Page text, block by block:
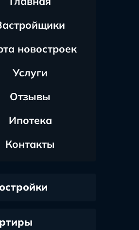
новостроек
Услуги
Отзывы
Ипотека
Контакты